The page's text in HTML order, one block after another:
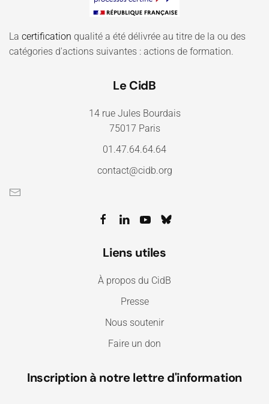
La certification qualité a été délivrée au titre de la ou des
catégories d'actions suivantes : actions de formation.
Le CidB
14 rue Jules Bourdais
75017 Paris
01.47.64.64.64
contact@cidb.org
Liens utiles
À propos du CidB
Presse
Nous soutenir
Faire un don
Inscription à notre lettre d'information